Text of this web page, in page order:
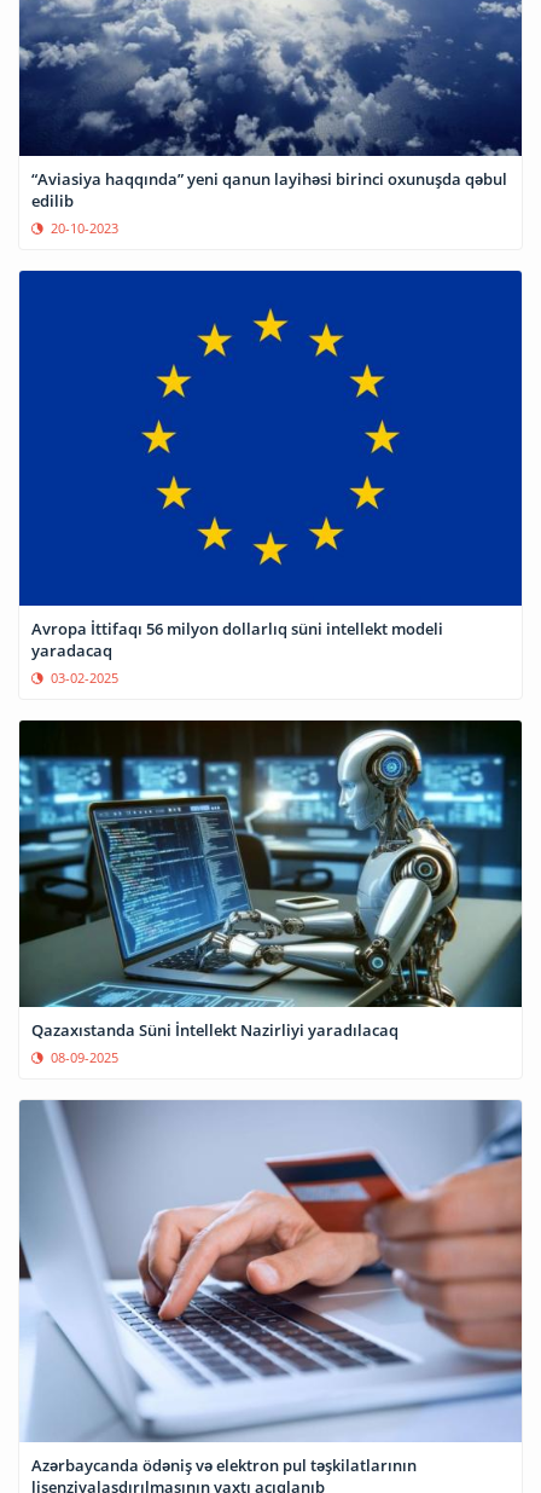
“Aviasiya haqqında” yeni qanun layihəsi birinci oxunuşda qəbul
edilib
20-10-2023
Avropa İttifaqı 56 milyon dollarlıq süni intellekt modeli
yaradacaq
03-02-2025
Qazaxıstanda Süni İntellekt Nazirliyi yaradılacaq
08-09-2025
Azərbaycanda ödəniş və elektron pul təşkilatlarının
lisenziyalaşdırılmasının vaxtı açıqlanıb